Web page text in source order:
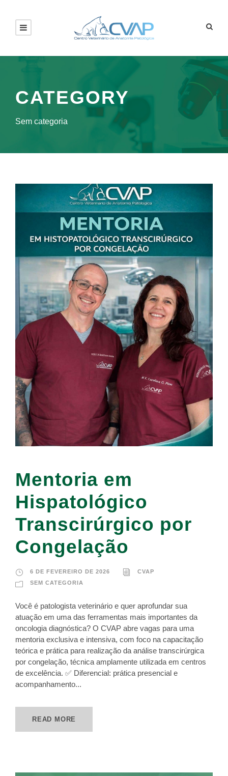
CATEGORY
Sem categoria
Mentoria em
Hispatológico
Transcirúrgico por
Congelação
6 DE FEVEREIRO DE 2026
CVAP
SEM CATEGORIA
Você é patologista veterinário e quer aprofundar sua
atuação em uma das ferramentas mais importantes da
oncologia diagnóstica? O CVAP abre vagas para uma
mentoria exclusiva e intensiva, com foco na capacitação
teórica e prática para realização da análise transcirúrgica
por congelação, técnica amplamente utilizada em centros
de excelência. ✅ Diferencial: prática presencial e
acompanhamento...
READ MORE